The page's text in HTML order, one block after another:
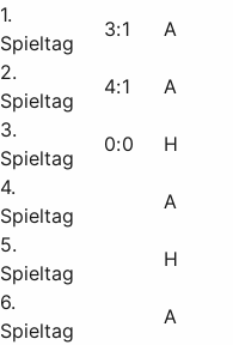
1.
Spieltag
3:1
A
2.
Spieltag
4:1
A
3.
Spieltag
0:0
H
4.
Spieltag
A
5.
Spieltag
H
6.
Spieltag
A